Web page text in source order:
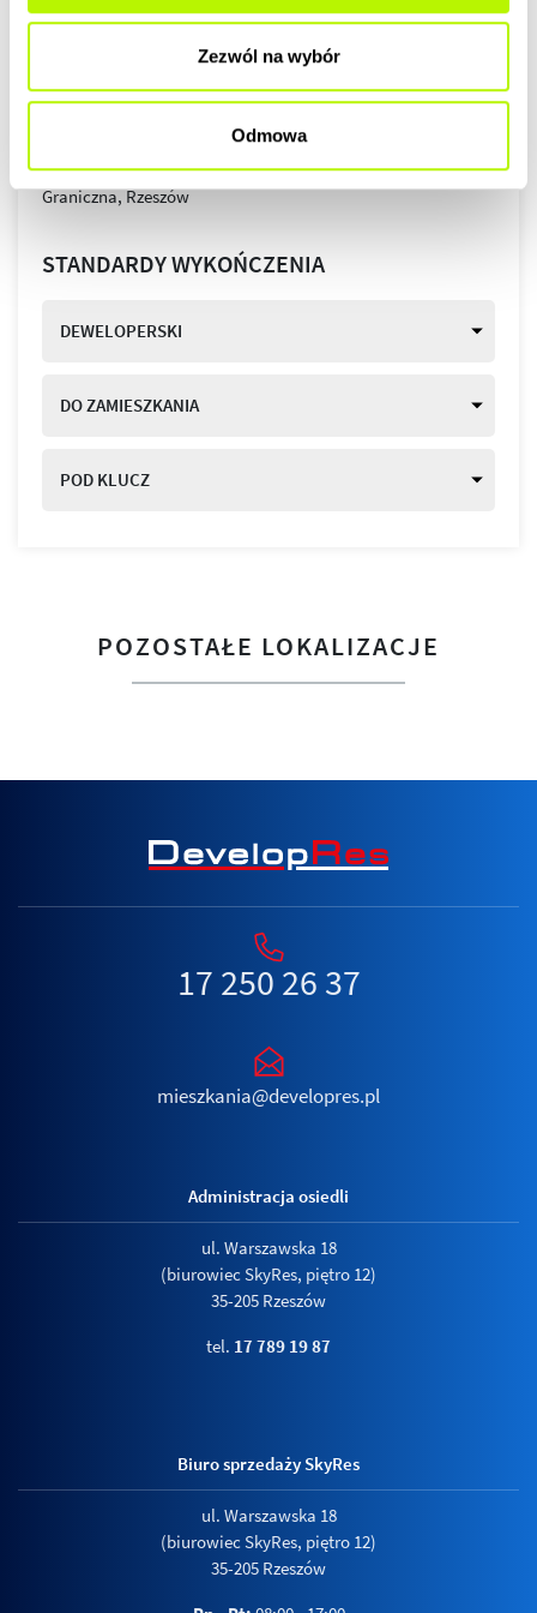
Zezwól na wybór
Odmowa
STANDARDY WYKOŃCZENIA
DEWELOPERSKI
DO ZAMIESZKANIA
POD KLUCZ
POZOSTAŁE LOKALIZACJE
17 250 26 37
mieszkania@developres.pl
Administracja osiedli
ul. Warszawska 18
(biurowiec SkyRes, piętro 12)
35-205 Rzeszów
tel. 17 789 19 87
Biuro sprzedaży SkyRes
ul. Warszawska 18
(biurowiec SkyRes, piętro 12)
35-205 Rzeszów